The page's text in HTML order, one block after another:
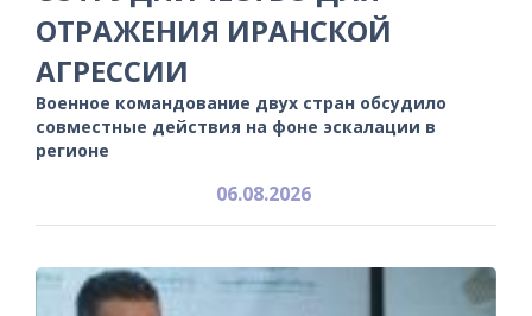
ОТРАЖЕНИЯ ИРАНСКОЙ
АГРЕССИИ
Военное командование двух стран обсудило
совместные действия на фоне эскалации в
регионе
06.08.2026